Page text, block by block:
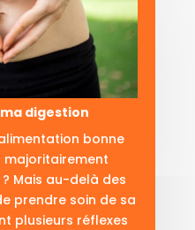
digestion
bonne
Mais au-delà des
prendre soin de sa
plusieurs réflexes